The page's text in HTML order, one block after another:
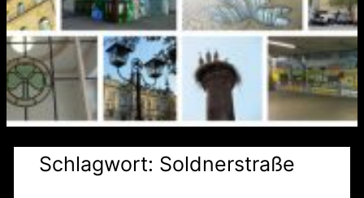
Schlagwort: Soldnerstraße